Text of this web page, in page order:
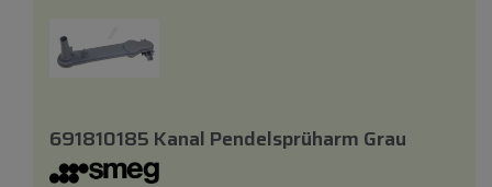
691810185 Kanal Pendelsprüharm Grau